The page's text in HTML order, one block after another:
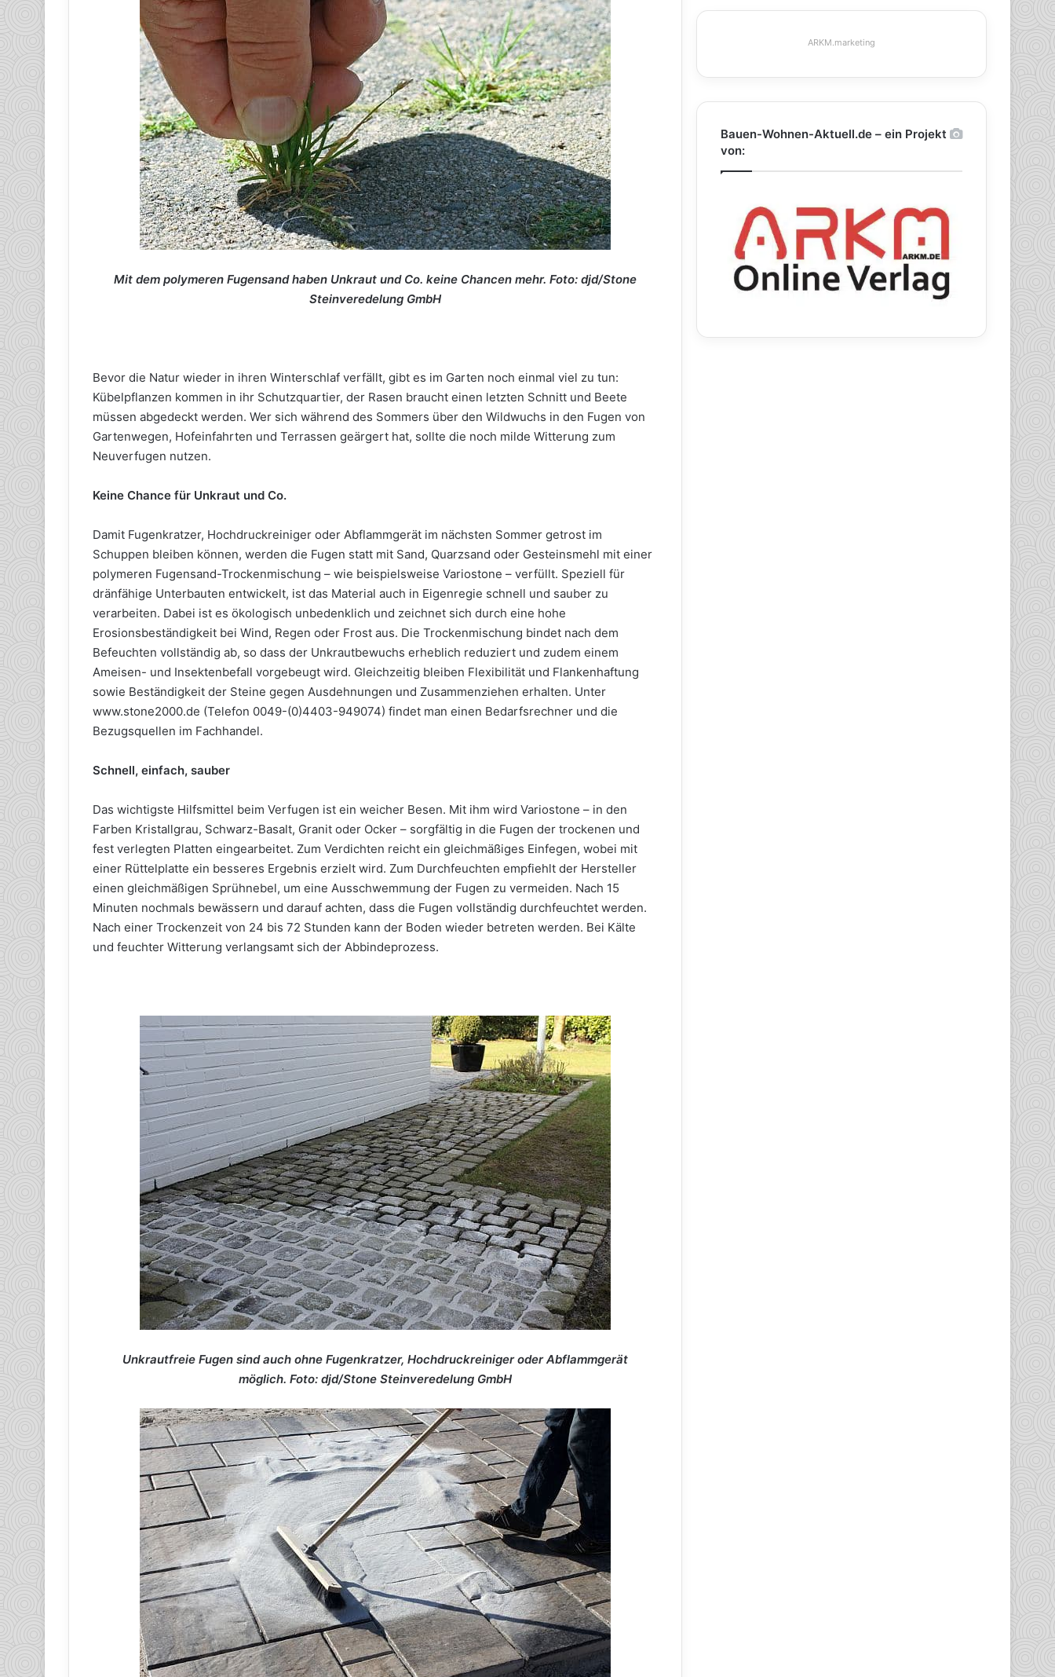
Mit dem polymeren Fugensand haben Unkraut und Co. keine Chancen mehr. Foto: djd/Stone
Steinveredelung GmbH
Bevor die Natur wieder in ihren Winterschlaf verfällt, gibt es im Garten noch einmal viel zu tun:
Kübelpflanzen kommen in ihr Schutzquartier, der Rasen braucht einen letzten Schnitt und Beete
müssen abgedeckt werden. Wer sich während des Sommers über den Wildwuchs in den Fugen von
Gartenwegen, Hofeinfahrten und Terrassen geärgert hat, sollte die noch milde Witterung zum
Neuverfugen nutzen.
Keine Chance für Unkraut und Co.
Damit Fugenkratzer, Hochdruckreiniger oder Abflammgerät im nächsten Sommer getrost im
Schuppen bleiben können, werden die Fugen statt mit Sand, Quarzsand oder Gesteinsmehl mit einer
polymeren Fugensand-Trockenmischung – wie beispielsweise Variostone – verfüllt. Speziell für
dränfähige Unterbauten entwickelt, ist das Material auch in Eigenregie schnell und sauber zu
verarbeiten. Dabei ist es ökologisch unbedenklich und zeichnet sich durch eine hohe
Erosionsbeständigkeit bei Wind, Regen oder Frost aus. Die Trockenmischung bindet nach dem
Befeuchten vollständig ab, so dass der Unkrautbewuchs erheblich reduziert und zudem einem
Ameisen- und Insektenbefall vorgebeugt wird. Gleichzeitig bleiben Flexibilität und Flankenhaftung
sowie Beständigkeit der Steine gegen Ausdehnungen und Zusammenziehen erhalten. Unter
www.stone2000.de (Telefon 0049-(0)4403-949074) findet man einen Bedarfsrechner und die
Bezugsquellen im Fachhandel.
Schnell, einfach, sauber
Das wichtigste Hilfsmittel beim Verfugen ist ein weicher Besen. Mit ihm wird Variostone – in den
Farben Kristallgrau, Schwarz-Basalt, Granit oder Ocker – sorgfältig in die Fugen der trockenen und
fest verlegten Platten eingearbeitet. Zum Verdichten reicht ein gleichmäßiges Einfegen, wobei mit
einer Rüttelplatte ein besseres Ergebnis erzielt wird. Zum Durchfeuchten empfiehlt der Hersteller
einen gleichmäßigen Sprühnebel, um eine Ausschwemmung der Fugen zu vermeiden. Nach 15
Minuten nochmals bewässern und darauf achten, dass die Fugen vollständig durchfeuchtet werden.
Nach einer Trockenzeit von 24 bis 72 Stunden kann der Boden wieder betreten werden. Bei Kälte
und feuchter Witterung verlangsamt sich der Abbindeprozess.
Unkrautfreie Fugen sind auch ohne Fugenkratzer, Hochdruckreiniger oder Abflammgerät
möglich. Foto: djd/Stone Steinveredelung GmbH
ARKM.marketing
Bauen-Wohnen-Aktuell.de – ein Projekt
von: